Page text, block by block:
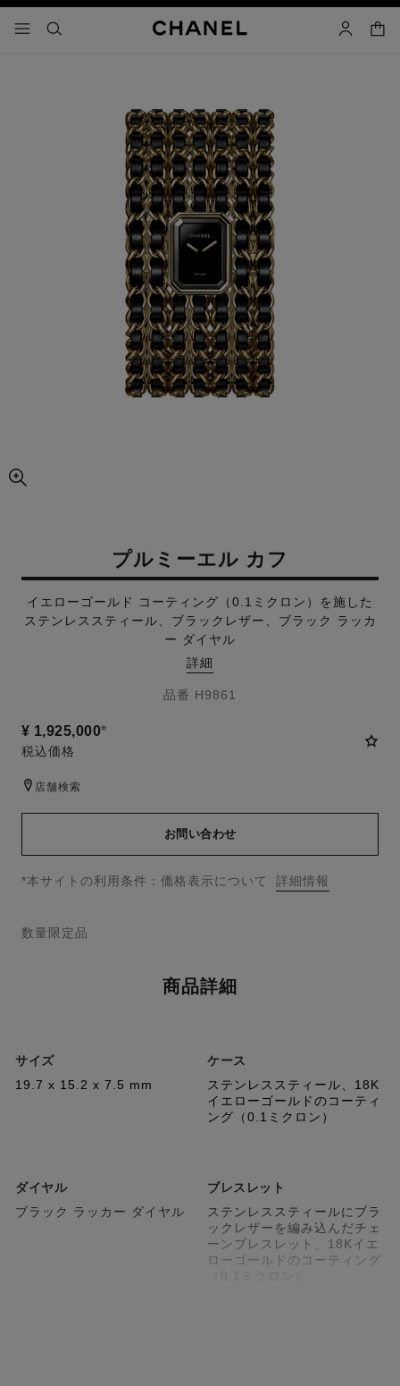
メニュー - メインナビゲーション
- メインナビゲーション
検索 マイアカ
カー
画像の拡大ビュー
プルミーエル カフ
イエローゴールド コーティング（0.1ミクロン）を施した
ステンレススティール、ブラックレザー、ブラック ラッカ
ー ダイヤル
詳細
品番 H9861
¥ 1,925,000*
税込価格
店舗検索
お問い合わせ
↩
*本サイトの利用条件：価格表示について 詳細情報
数量限定品
商品詳細
サイズ
19.7 x 15.2 x 7.5 mm
ケース
ステンレススティール、18K
イエローゴールドのコーティ
ング（0.1ミクロン）
ダイヤル
ブラック ラッカー ダイヤル
ブレスレット
ステンレススティールにブラ
ックレザーを編み込んだチェ
ーンブレスレット、18Kイエ
ローゴールドのコーティング